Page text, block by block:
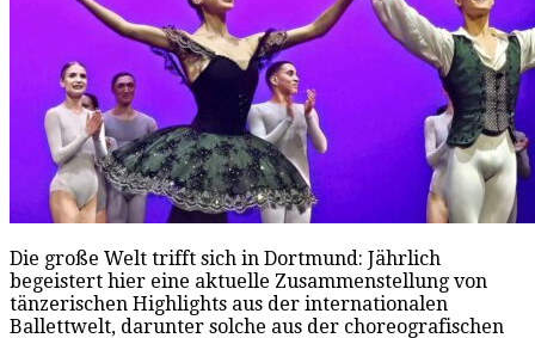
Die große Welt trifft sich in Dortmund: Jährlich
begeistert hier eine aktuelle Zusammenstellung von
tänzerischen Highlights aus der internationalen
Ballettwelt, darunter solche aus der choreografischen